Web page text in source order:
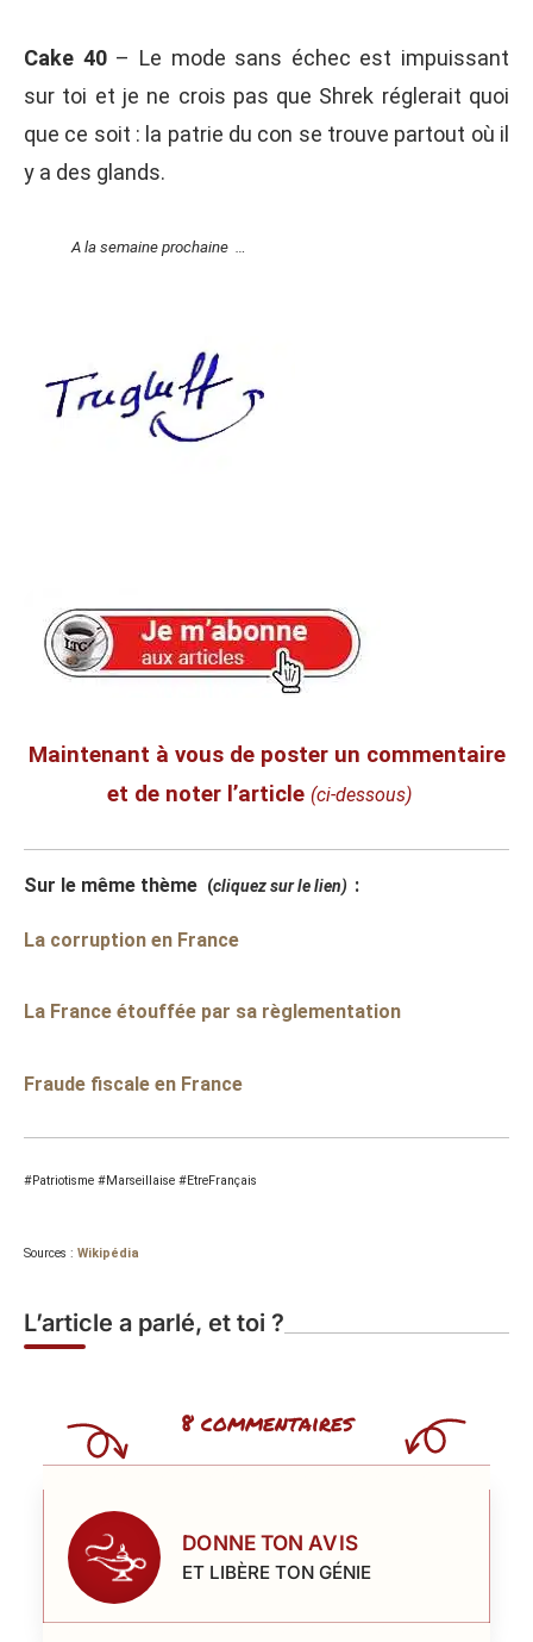
Cake 40– Le mode sans échec est impuissant
sur toi et je ne crois pas que Shrek réglerait quoi
que ce soit : la patrie du con se trouve partout où il
y a des glands.
A la semaine prochaine …
Maintenant à vous de poster un commentaire
et de noter l’article (ci-dessous)
Sur le même thème (cliquez sur le lien) :
La corruption en France
La France étouffée par sa règlementation
Fraude fiscale en France
#Patriotisme #Marseillaise #EtreFrançais
Sources : Wikipédia
L’article a parlé, et toi ?
8 commentaires
DONNE TON AVIS
ET LIBÈRE TON GÉNIE